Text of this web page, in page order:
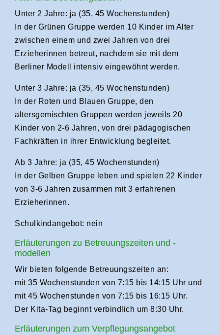
Unter 2 Jahre: ja (35, 45 Wochenstunden)
In der Grünen Gruppe werden 10 Kinder im Alter
zwischen einem und zwei Jahren von drei
Erzieherinnen betreut, nachdem sie mit dem
Berliner Modell intensiv eingewöhnt werden.
Unter 3 Jahre: ja (35, 45 Wochenstunden)
In der Roten und Blauen Gruppe, den
altersgemischten Gruppen werden jeweils 20
Kinder von 2-6 Jahren, von drei pädagogischen
Fachkräften in ihrer Entwicklung begleitet.
Ab 3 Jahre: ja (35, 45 Wochenstunden)
In der Gelben Gruppe leben und spielen 22 Kinder
von 3-6 Jahren zusammen mit 3 erfahrenen
Erzieherinnen.
Schulkindangebot: nein
Erläuterungen zu Betreuungszeiten und -
modellen
Wir bieten folgende Betreuungszeiten an:
mit 35 Wochenstunden von 7:15 bis 14:15 Uhr und
mit 45 Wochenstunden von 7:15 bis 16:15 Uhr.
Der Kita-Tag beginnt verbindlich um 8:30 Uhr.
Erläuterungen zum Verpflegungsangebot